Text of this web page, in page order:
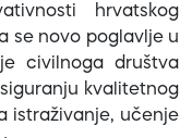
hrvatskog
se novo poglavlje u
civilnoga društva
kvalitetnog
istraživanje, učenje